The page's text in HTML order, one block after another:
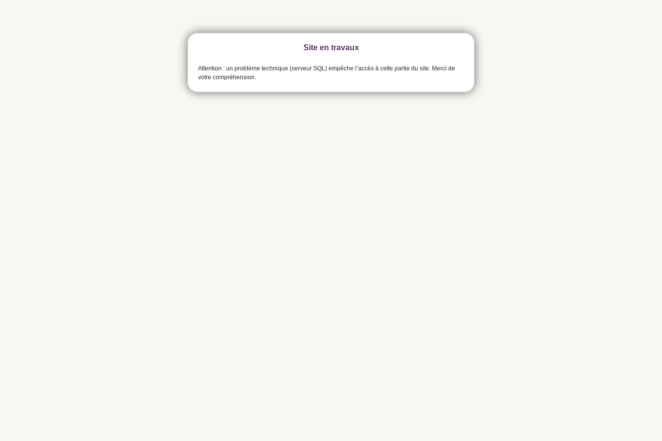
Site en travaux
Attention : un problème technique (serveur SQL) empêche l’accès à cette partie du site. Merci de
votre compréhension.